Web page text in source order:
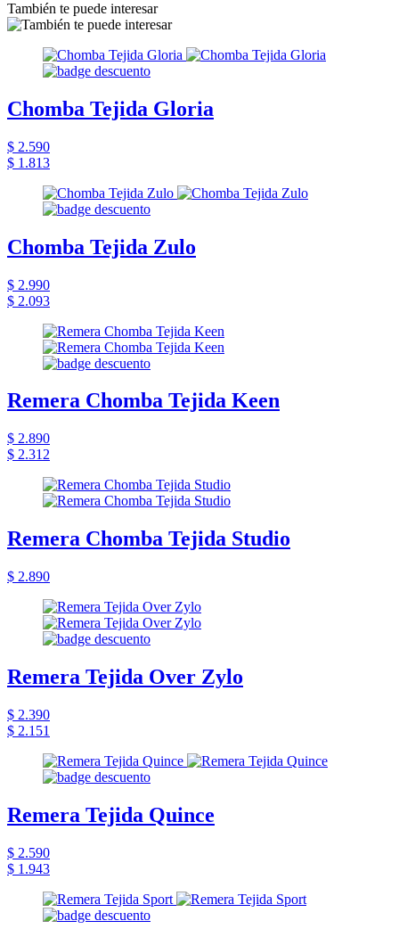
También te puede interesar
Chomba Tejida Gloria
$ 2.590
$ 1.813
Chomba Tejida Zulo
$ 2.990
$ 2.093
Remera Chomba Tejida Keen
$ 2.890
$ 2.312
Remera Chomba Tejida Studio
$ 2.890
Remera Tejida Over Zylo
$ 2.390
$ 2.151
Remera Tejida Quince
$ 2.590
$ 1.943